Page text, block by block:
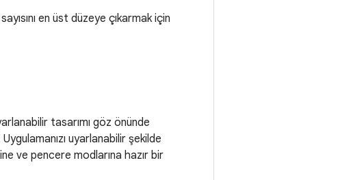
en üst düzeye çıkarmak için
tasarımı göz önünde
uyarlanabilir şekilde
ve pencere modlarına hazır bir